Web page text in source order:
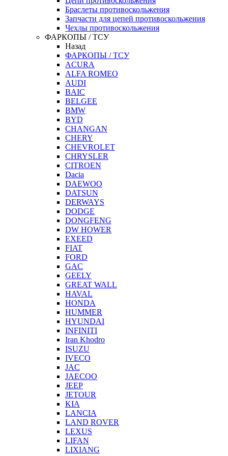
Браслеты противоскольжения
Запчасти для цепей противоскольжения
Чехлы противоскольжения
ФАРКОПЫ / ТСУ
Назад
ФАРКОПЫ / ТСУ
ACURA
ALFA ROMEO
AUDI
BAIC
BELGEE
BMW
BYD
CHANGAN
CHERY
CHEVROLET
CHRYSLER
CITROEN
Dacia
DAEWOO
DATSUN
DERWAYS
DODGE
DONGFENG
DW HOWER
EXEED
FIAT
FORD
GAC
GEELY
GREAT WALL
HAVAL
HONDA
HUMMER
HYUNDAI
INFINITI
Iran Khodro
ISUZU
IVECO
JAC
JAECOO
JEEP
JETOUR
KIA
LANCIA
LAND ROVER
LEXUS
LIFAN
LIXIANG